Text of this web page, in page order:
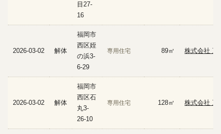
目27-
16
2026-03-02 解体
福岡市
西区姪
の浜3-
6-29
専用住宅 89㎡ 株式会社 五
2026-03-02 解体
福岡市
西区石
丸3-
26-10
専用住宅 128㎡ 株式会社 五